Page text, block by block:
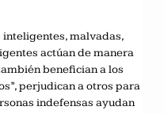
malvadas,
actúan de manera
benefician a los
perjudican a otros para
indefensas ayudan